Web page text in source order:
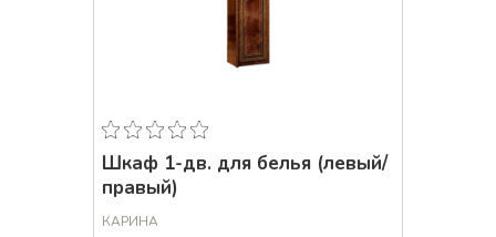
Шкаф 1-дв. для белья (левый/
правый)
КАРИНА